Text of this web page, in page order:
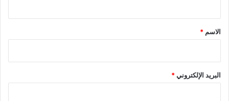
*
الاسم *
البريد الإلكتروني*